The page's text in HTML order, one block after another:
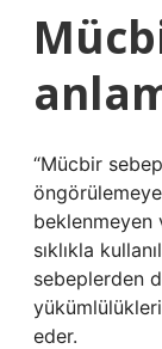
“Mücbir
beklenmeyen
sıklıkla
sebeplerden
eder.